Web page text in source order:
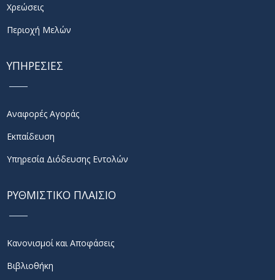
Χρεώσεις
Περιοχή Μελών
ΥΠΗΡΕΣΙΕΣ
Αναφορές Αγοράς
Εκπαίδευση
Υπηρεσία Διόδευσης Εντολών
ΡΥΘΜΙΣΤΙΚΟ ΠΛΑΙΣΙΟ
Κανονισμοί και Αποφάσεις
Βιβλιοθήκη